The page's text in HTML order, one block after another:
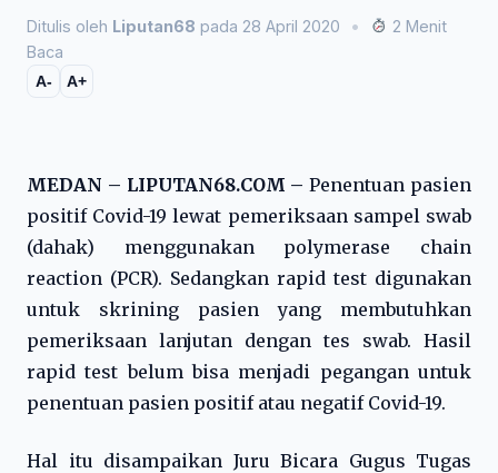
Ditulis oleh Liputan68 pada 28 April 2020 •
2 Menit
Baca
A- A+
MEDAN – LIPUTAN68.COM –Penentuan pasien
positif Covid-19 lewat pemeriksaan sampel swab
(dahak) menggunakan polymerase chain
reaction (PCR). Sedangkan rapid test digunakan
untuk skrining pasien yang membutuhkan
pemeriksaan lanjutan dengan tes swab. Hasil
rapid test belum bisa menjadi pegangan untuk
penentuan pasien positif atau negatif Covid-19.
Hal itu disampaikan Juru Bicara Gugus Tugas